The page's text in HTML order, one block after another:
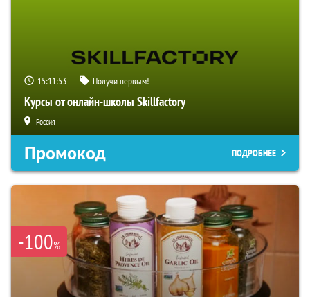
15:11:52 Получи первым!
Курсы от онлайн-школы Skillfactory
Россия
Промокод ПОДРОБНЕЕ
-100%